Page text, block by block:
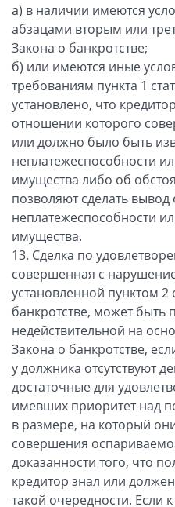
а) в наличии имеются
абзацами вторым или
Закона о банкротстве;
б) или имеются иные
требованиям пункта 1
установлено, что
отношении которого
или должно было быть
неплатежеспособности
имущества либо об
позволяют сделать вывод
неплатежеспособности
имущества.
13. Сделка по
совершенная с
установленной пунктом 2
банкротстве, может быть
недействительной на
Закона о банкротстве,
у должника отсутствуют
достаточные для
имевших приоритет над
в размере, на который
совершения
доказанности того, что
кредитор знал или
такой очередности. Если